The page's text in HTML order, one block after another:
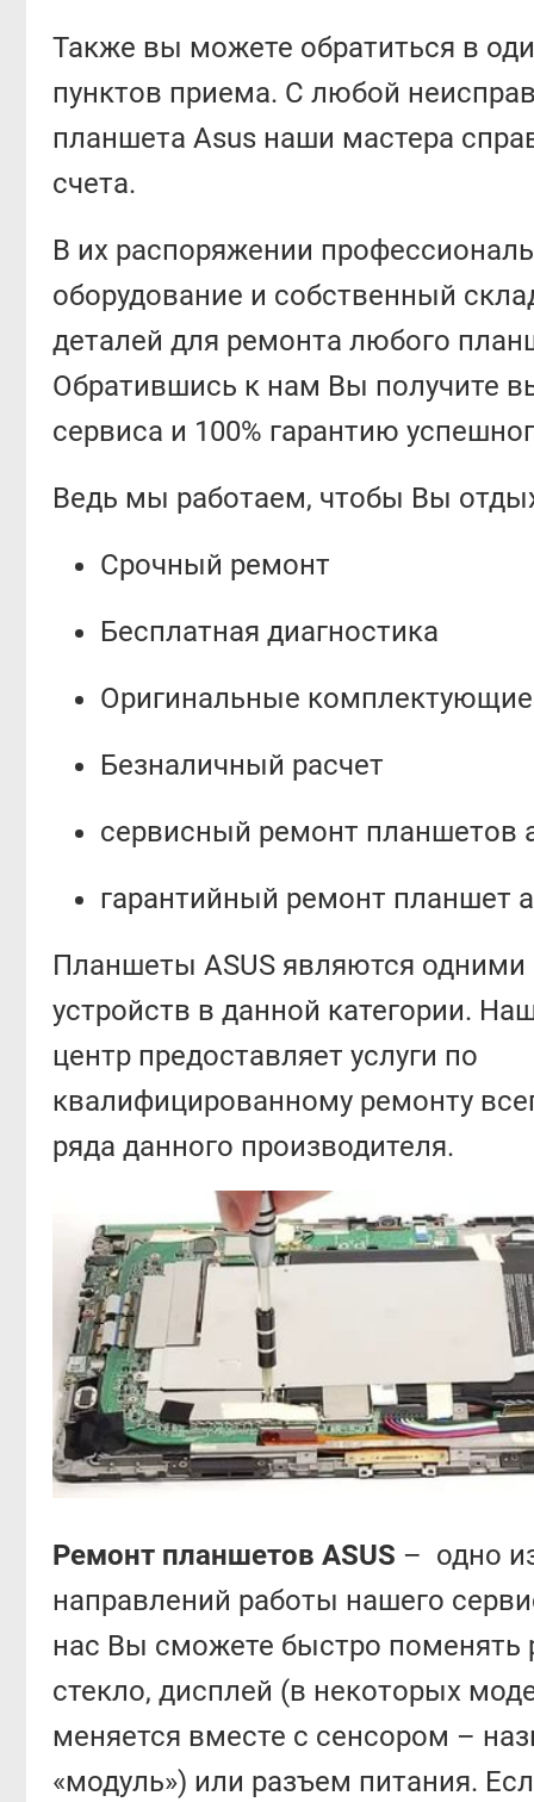
Также вы можете обратиться в
пунктов приема. С любой
планшета Asus наши мастера
счета.
В их распоряжении
оборудование и собственный
деталей для ремонта любого
Обратившись к нам Вы получите
сервиса и 100% гарантию
Ведь мы работаем, чтобы Вы
Срочный ремонт
Бесплатная диагностика
Оригинальные комплектующие
Безналичный расчет
сервисный ремонт планшетов
гарантийный ремонт планшет
Планшеты ASUS являются одними
устройств в данной категории.
центр предоставляет услуги по
квалифицированному ремонту
ряда данного производителя.
Ремонт планшетов ASUS – одно
направлений работы нашего
нас Вы сможете быстро поменять
стекло, дисплей (в некоторых
меняется вместе с сенсором –
«модуль») или разъем питания.